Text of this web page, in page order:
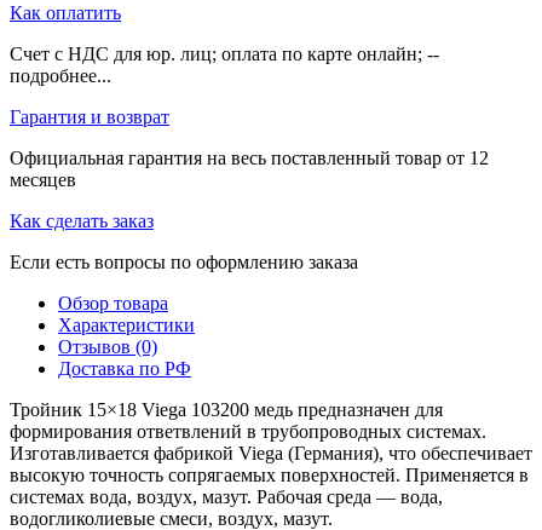
Как оплатить
Счет с НДС для юр. лиц; оплата по карте онлайн; --
подробнее...
Гарантия и возврат
Официальная гарантия на весь поставленный товар от 12
месяцев
Как сделать заказ
Если есть вопросы по оформлению заказа
Обзор товара
Характеристики
Отзывов (0)
Доставка по РФ
Тройник 15×18 Viega 103200 медь предназначен для
формирования ответвлений в трубопроводных системах.
Изготавливается фабрикой Viega (Германия), что обеспечивает
высокую точность сопрягаемых поверхностей. Применяется в
системах вода, воздух, мазут. Рабочая среда — вода,
водогликолиевые смеси, воздух, мазут.